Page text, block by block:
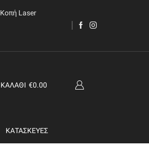
Κοπή Laser
ΚΑΛΆΘΙ €0.00
ΚΑΤΑΣΚΕΥΈΣ